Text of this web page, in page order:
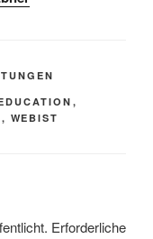
,
, WEBIST
Erforderliche